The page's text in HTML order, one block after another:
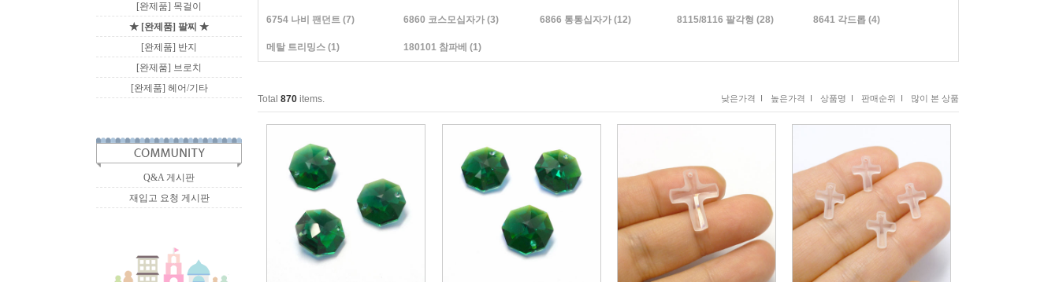
[완제품] 목걸이
★ [완제품] 팔찌 ★
[완제품] 반지
[완제품] 브로치
[완제품] 헤어/기타
Q&A 게시판
재입고 요청 게시판
6754 나비 팬던트 (7) 6860 코스모십자가(3) 6866 통통십자가 (12) 8115/8116 팔각형 (28) 8641 각드롭 (4)
메탈 트리밍스 (1) 180101 참파베 (1)
Total 870 items. 낮은가격 I 높은가격 I 상품명 I 판매순위 I 많이 본 상품